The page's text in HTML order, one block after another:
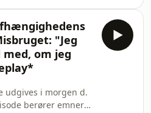
stoffer, der
livet. Men der
midt i kaosset,
ud.Benjamin
kærligheden, fik
Ja, han blev det,
Noge
"Jeg
om jeg
udgives i morgen d.
berører emner